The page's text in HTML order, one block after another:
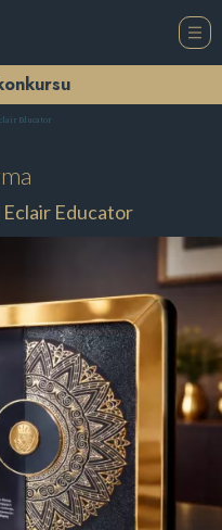
Educator
Eclair Educator